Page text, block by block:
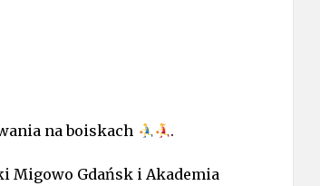
na boiskach .
Migowo Gdańsk i Akademia